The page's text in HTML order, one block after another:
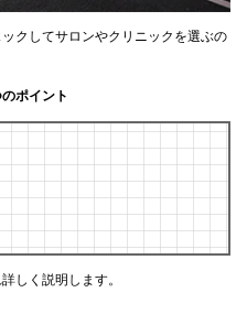
クしてサロンやクリニックを選ぶの
ポイント
しく説明します。